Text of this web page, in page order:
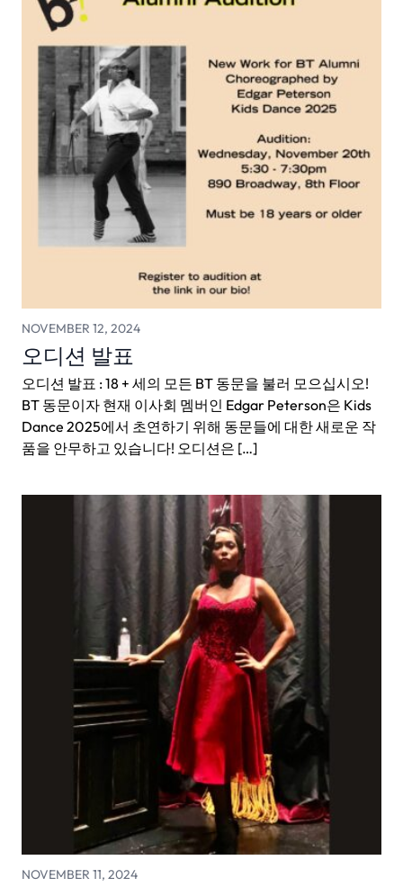
NOVEMBER 12, 2024
오디션 발표
오디션 발표 : 18 + 세의 모든 BT 동문을 불러 모으십시오!
BT 동문이자 현재 이사회 멤버인 Edgar Peterson은 Kids
Dance 2025에서 초연하기 위해 동문들에 대한 새로운 작
품을 안무하고 있습니다! 오디션은 […]
NOVEMBER 11, 2024